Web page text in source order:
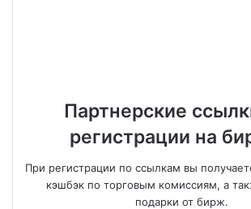
Партнерские
регистрации на
При регистрации по ссылкам вы
кэшбэк по торговым комиссиям, а
подарки от бирж.